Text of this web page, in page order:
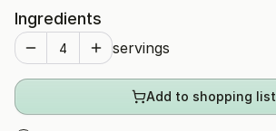
Ingredients
servings
Add to shopping list